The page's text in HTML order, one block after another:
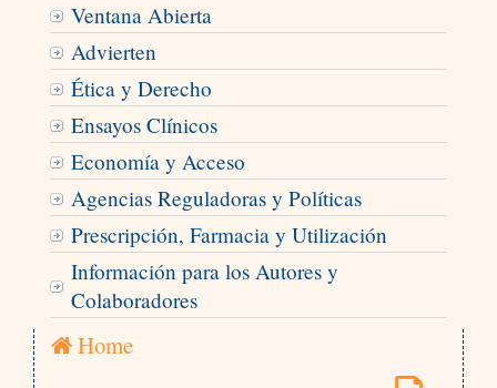
Ventana Abierta
Advierten
Ética y Derecho
Ensayos Clínicos
Economía y Acceso
Agencias Reguladoras y Políticas
Prescripción, Farmacia y Utilización
Información para los Autores y
Colaboradores
Home